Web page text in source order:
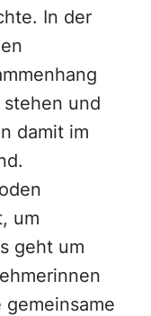
In der
und
damit im
um
geht um